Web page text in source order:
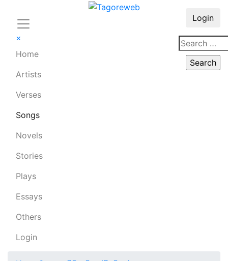
×
Home
Artists
Verses
Songs
Novels
Stories
Plays
Essays
Others
Login
Login